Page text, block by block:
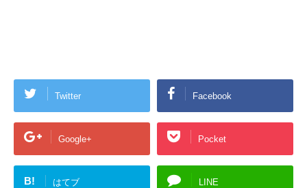
Twitter Facebook
Google+ Pocket
B! はてブ LINE